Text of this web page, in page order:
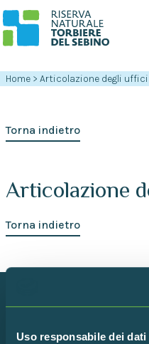
Uso responsabile dei dati
Home > Articolazione degli uffici
Torna indietro
Articolazione
Torna indietro
Iscriviti alla